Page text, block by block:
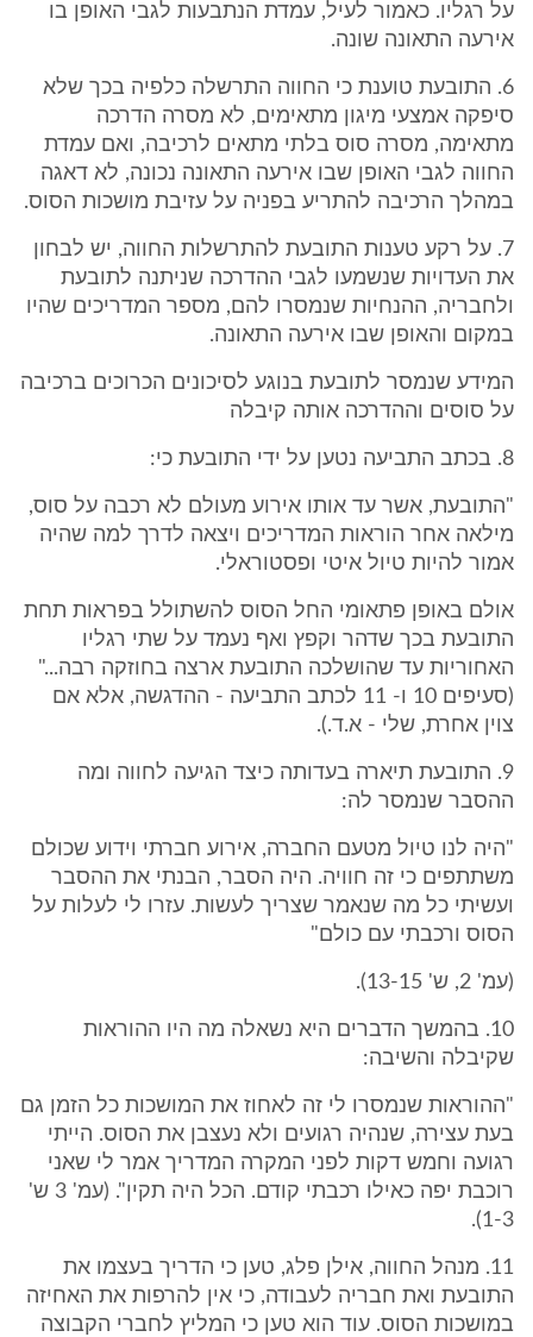
על רגליו. כאמור לעיל, עמדת הנתבעות לגבי האופן בו
אירעה התאונה שונה.
6. התובעת טוענת כי החווה התרשלה כלפיה בכך שלא
סיפקה אמצעי מיגון מתאימים, לא מסרה הדרכה
מתאימה, מסרה סוס בלתי מתאים לרכיבה, ואם עמדת
החווה לגבי האופן שבו אירעה התאונה נכונה, לא דאגה
במהלך הרכיבה להתריע בפניה על עזיבת מושכות הסוס.
7. על רקע טענות התובעת להתרשלות החווה, יש לבחון
את העדויות שנשמעו לגבי ההדרכה שניתנה לתובעת
ולחבריה, ההנחיות שנמסרו להם, מספר המדריכים שהיו
במקום והאופן שבו אירעה התאונה.
המידע שנמסר לתובעת בנוגע לסיכונים הכרוכים ברכיבה
על סוסים וההדרכה אותה קיבלה
8. בכתב התביעה נטען על ידי התובעת כי:
"התובעת, אשר עד אותו אירוע מעולם לא רכבה על סוס,
מילאה אחר הוראות המדריכים ויצאה לדרך למה שהיה
אמור להיות טיול איטי ופסטוראלי.
אולם באופן פתאומי החל הסוס להשתולל בפראות תחת
התובעת בכך שדהר וקפץ ואף נעמד על שתי רגליו
האחוריות עד שהושלכה התובעת ארצה בחוזקה רבה..."
(סעיפים 10 ו- 11 לכתב התביעה - ההדגשה, אלא אם
צוין אחרת, שלי - א.ד.).
9. התובעת תיארה בעדותה כיצד הגיעה לחווה ומה
ההסבר שנמסר לה:
"היה לנו טיול מטעם החברה, אירוע חברתי וידוע שכולם
משתתפים כי זה חוויה. היה הסבר, הבנתי את ההסבר
ועשיתי כל מה שנאמר שצריך לעשות. עזרו לי לעלות על
הסוס ורכבתי עם כולם"
(עמ' 2, ש' 13-15).
10. בהמשך הדברים היא נשאלה מה היו ההוראות
שקיבלה והשיבה:
"ההוראות שנמסרו לי זה לאחוז את המושכות כל הזמן גם
בעת עצירה, שנהיה רגועים ולא נעצבן את הסוס. הייתי
רגועה וחמש דקות לפני המקרה המדריך אמר לי שאני
רוכבת יפה כאילו רכבתי קודם. הכל היה תקין". (עמ' 3 ש'
1-3).
11. מנהל החווה, אילן פלג, טען כי הדריך בעצמו את
התובעת ואת חבריה לעבודה, כי אין להרפות את האחיזה
במושכות הסוס. עוד הוא טען כי המליץ לחברי הקבוצה